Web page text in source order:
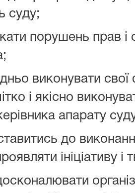
суду;
порушень прав і
виконувати свої
і якісно
апарату
до
ініціативу і